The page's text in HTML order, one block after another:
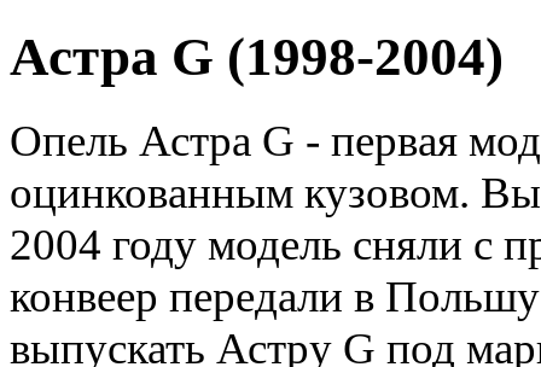
Астра G (1998-2004)
Опель Астра G - первая
оцинкованным кузовом.
2004 году модель сняли с
конвеер передали в
выпускать Астру G под